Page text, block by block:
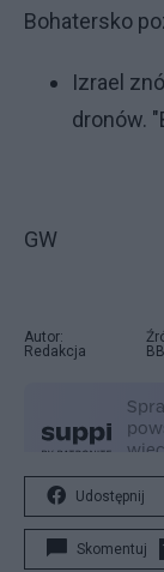
Bohatersko
Izrael
dronów.
GW
Autor:
Redakcja
Udostępnij
Skomentuj